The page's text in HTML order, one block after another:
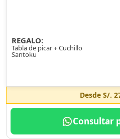
REGALO:
Tabla de picar + Cuchillo
Santoku
Desde S/.
Consultar